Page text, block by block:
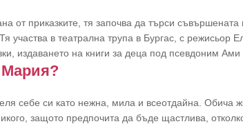
от приказките, тя започва да търси
участва в театрална трупа в Бургас, с
издаването на книги за деца под псевдоним
себе си като нежна, мила и всеотдайна. Обича
защото предпочита да бъдe щастлива,